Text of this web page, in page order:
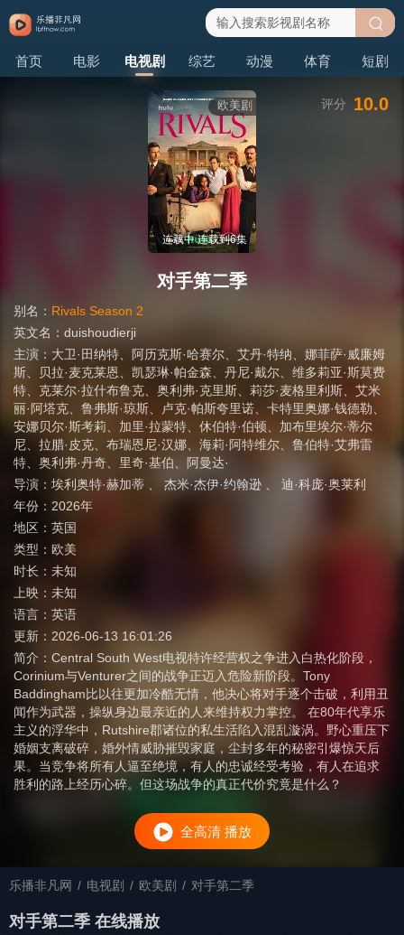
首页 电影 电视剧 综艺 动漫 体育 短剧
搜
欧美剧
连载中 连载到6集
对手第二季
别名： Rivals Season 2
英文名： duishoudierji
主演： 大卫·田纳特 阿历克斯·哈赛尔 艾丹·特纳
娜菲萨·威廉姆
斯
贝拉·麦克莱恩 凯瑟琳·帕金森 丹尼·戴尔
维多莉亚·斯莫费
特
克莱尔·拉什布鲁克 奥利弗·克里斯 莉莎·麦格里利斯
艾米
丽·阿塔克
鲁弗斯·琼斯 卢克·帕斯夸里诺 卡特里奥娜·钱德勒
安娜贝尔·斯考莉
加里·拉蒙特 休伯特·伯顿
加布里埃尔·蒂尔
尼
拉腊·皮克 布瑞恩尼·汉娜 海莉·阿特维尔
鲁伯特·艾弗雷
特
奥利弗·丹奇 里奇·基伯
阿曼达·
导演： 埃利奥特·赫加蒂 杰米·杰伊·约翰逊
迪·科庞·奥莱利
年份： 2026年
地区： 英国
类型： 欧美
时长： 未知
上映： 未知
语言： 英语
更新： 2026-06-13 16:01:26
简介： Central South West电视特许经营权之争进入白热化阶段，
Corinium与Venturer之间的战争正迈入危险新阶段。Tony
Baddingham比以往更加冷酷无情，他决心将对手逐个击破，利用丑
闻作为武器，操纵身边最亲近的人来维持权力掌控。 在80年代享乐
主义的浮华中，Rutshire郡诸位的私生活陷入混乱漩涡。野心重压下
婚姻支离破碎，婚外情威胁摧毁家庭，尘封多年的秘密引爆惊天后
果。当竞争将所有人逼至绝境，有人的忠诚经受考验，有人在追求
胜利的路上经历心碎。但这场战争的真正代价究竟是什么？
评分 10.0
全高清 播放
乐播非凡网 / 电视剧 / 欧美剧 / 对手第二季
对手第二季 在线播放